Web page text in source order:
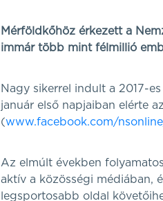
Mérföldkőhöz érkezett a
immár több mint félmillió
Nagy sikerrel indult a 2017-
január első napjaiban elérte
(www.facebook.com/
Az elmúlt években
aktív a közösségi médiában,
legsportosabb oldal